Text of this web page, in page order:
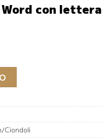
Word con lettera
Ciondoli